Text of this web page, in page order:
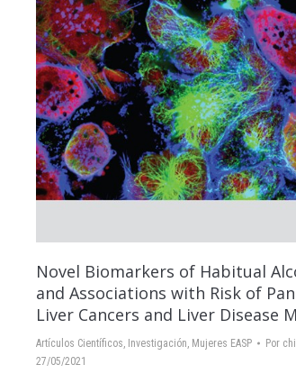
Novel Biomarkers of Habitual
and Associations with Risk of
Liver Cancers and Liver Disease
Artículos Científicos, Investigación, Mujeres EASP Por
27/05/2021